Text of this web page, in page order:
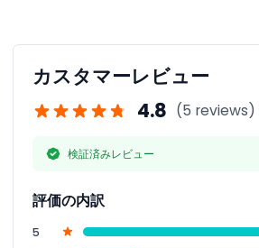
公式チャイナタウン徒歩ツアー
ニューヨーク植物園：ガーデンパス
ハイライン – チェルシー – ミートパッキ
プライド徒歩ツアー
公式リトルイタリー徒歩ツアー
ハーレム・ジャズシリーズ
ハーレムワンストップによるハーレム・
カスタマーレビュー
4.8 (5 reviews)
検証済みレビュー
評価の内訳
5